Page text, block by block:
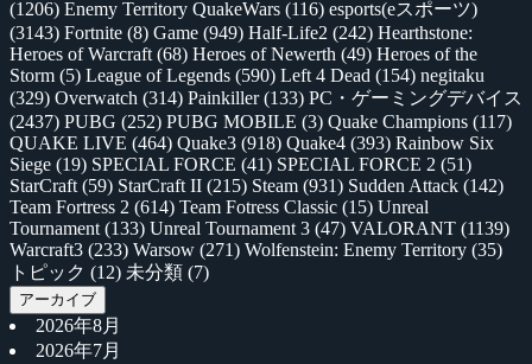
(1206) Enemy Territory QuakeWars (116) esports(eスポーツ)
(3143) Fortnite (8) Game (949) Half-Life2 (242) Hearthstone:
Heroes of Warcraft (68) Heroes of Newerth (49) Heroes of the
Storm (5) League of Legends (590) Left 4 Dead (154) negitaku
(329) Overwatch (314) Painkiller(133) PC・ゲーミングデバイス
(2437) PUBG (252) PUBG MOBILE (3) Quake Champions (117)
QUAKE LIVE (464) Quake3 (918) Quake4 (393) Rainbow Six
Siege (19) SPECIAL FORCE (41) SPECIAL FORCE 2 (51)
StarCraft (59) StarCraft II (215) Steam (931) Sudden Attack (142)
Team Fortress 2 (614) Team Fotress Classic (15) Unreal
Tournament (133) Unreal Tournament 3 (47) VALORANT (1139)
Warcraft3 (233) Warsow (271) Wolfenstein: Enemy Territory (35)
トピック (12) 未分類 (7)
アーカイブ
2026年8月
2026年7月